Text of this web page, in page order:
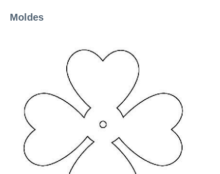
Moldes